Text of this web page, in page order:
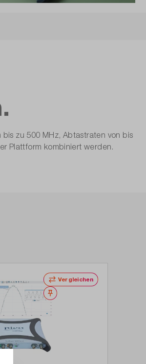
zu 500 MHz, Abtastraten von bis
Plattform kombiniert werden.
Vergleichen
Merken